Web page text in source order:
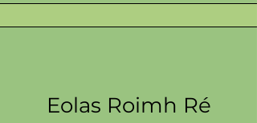
Eolas Roimh Ré